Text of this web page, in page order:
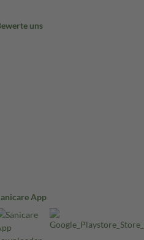
uns
App